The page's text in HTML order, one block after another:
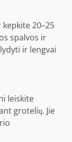
20–25
spalvos ir
ir lengvai
leiskite
grotelių. Jie